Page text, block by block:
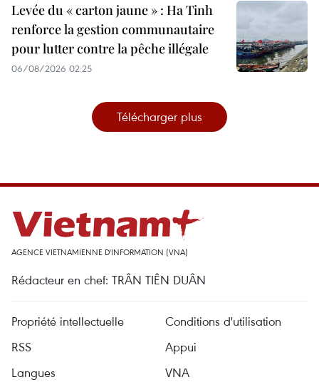
Levée du « carton jaune » : Ha Tinh
renforce la gestion communautaire
pour lutter contre la pêche illégale
06/08/2026 02:25
Télécharger plus
AGENCE VIETNAMIENNE D'INFORMATION (VNA)
Rédacteur en chef: TRÂN TIÊN DUÂN
Propriété intellectuelle
Conditions d'utilisation
RSS
Appui
Langues
VNA